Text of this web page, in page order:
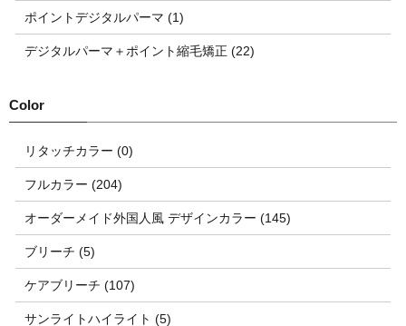
ポイントデジタルパーマ (1)
デジタルパーマ＋ポイント縮毛矯正 (22)
リタッチカラー (0)
フルカラー (204)
オーダーメイド外国人風 デザインカラー (145)
ブリーチ (5)
ケアブリーチ (107)
サンライトハイライト (5)